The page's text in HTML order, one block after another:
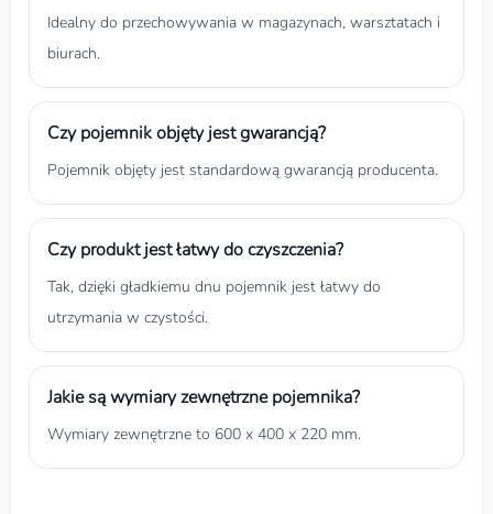
Idealny do przechowywania w magazynach, warsztatach i
biurach.
Czy pojemnik objęty jest gwarancją?
Pojemnik objęty jest standardową gwarancją producenta.
Czy produkt jest łatwy do czyszczenia?
Tak, dzięki gładkiemu dnu pojemnik jest łatwy do
utrzymania w czystości.
Jakie są wymiary zewnętrzne pojemnika?
Wymiary zewnętrzne to 600 x 400 x 220 mm.